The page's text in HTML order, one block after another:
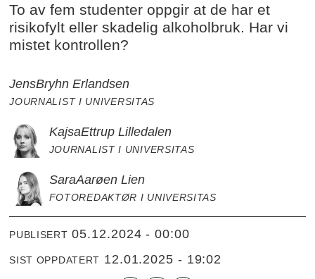
To av fem studenter oppgir at de har et
risikofylt eller skadelig alkoholbruk. Har vi
mistet kontrollen?
JensBryhn Erlandsen
JOURNALIST I UNIVERSITAS
KajsaEttrup Lilledalen
JOURNALIST I UNIVERSITAS
SaraAarøen Lien
FOTOREDAKTØR I UNIVERSITAS
PUBLISERT 05.12.2024 - 00:00
SIST OPPDATERT 12.01.2025 - 19:02